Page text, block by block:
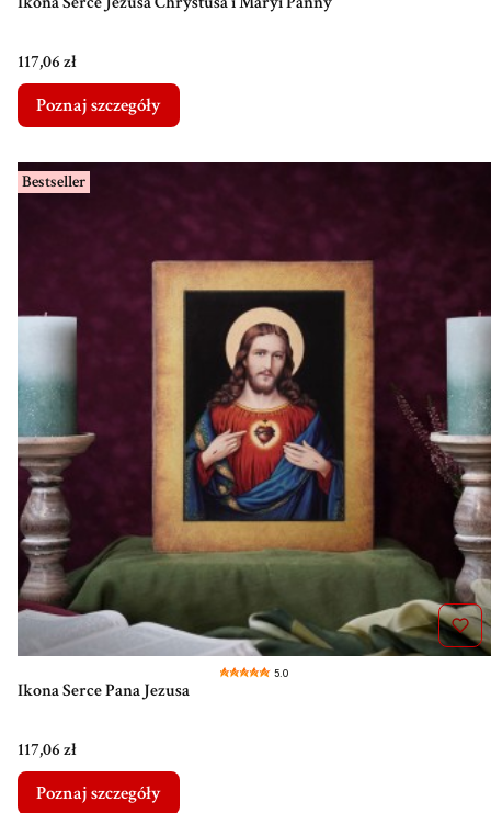
Cena
117,06 zł
Poznaj szczegóły
Bestseller
5.0
Ikona Serce Pana Jezusa
Cena
117,06 zł
Poznaj szczegóły